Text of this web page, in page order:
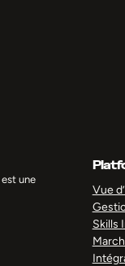
une
Vue
Skills